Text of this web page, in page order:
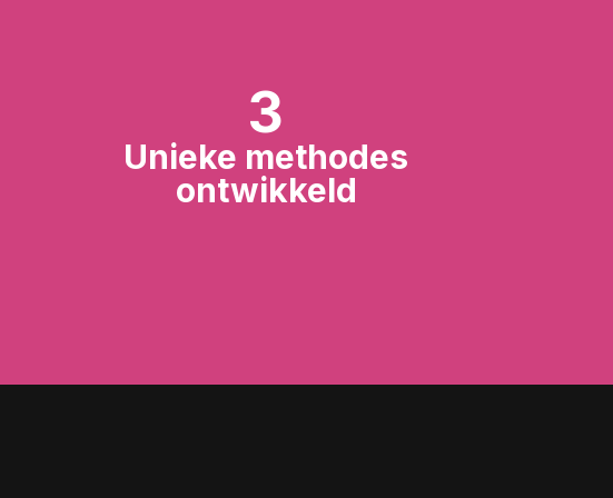
3
Unieke methodes
ontwikkeld